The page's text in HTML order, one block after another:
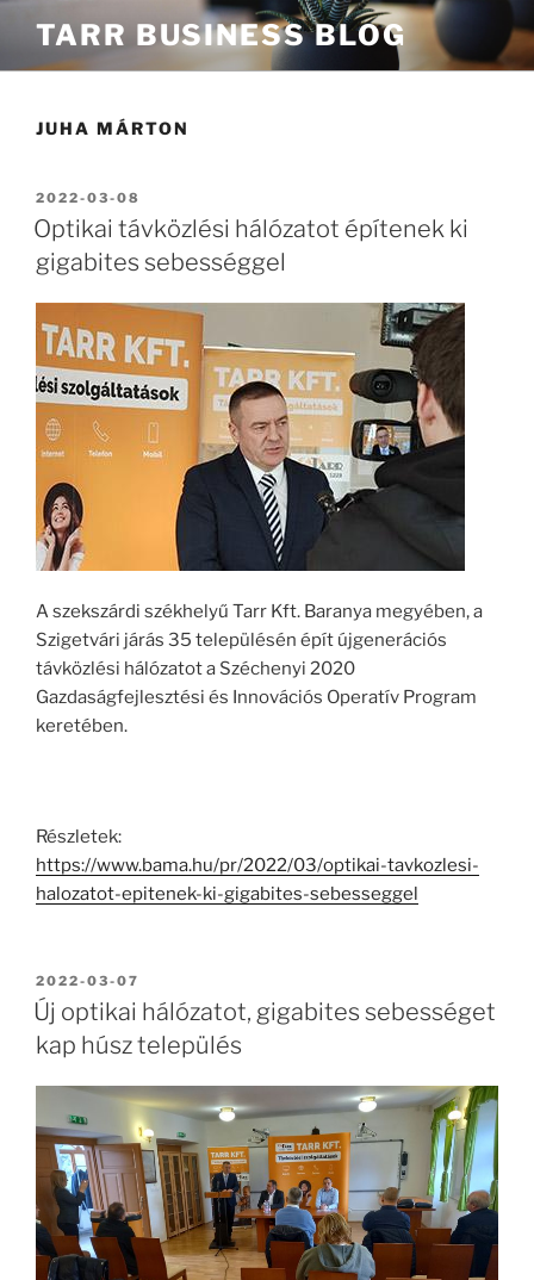
TARR BUSINESS BLOG
JUHA MÁRTON
BEKÜLDVE:
2022-03-08
Optikai távközlési hálózatot építenek ki
gigabites sebességgel
A szekszárdi székhelyű Tarr Kft. Baranya megyében, a
Szigetvári járás 35 településén épít újgenerációs
távközlési hálózatot a Széchenyi 2020
Gazdaságfejlesztési és Innovációs Operatív Program
keretében.
Részletek:
https://www.bama.hu/pr/2022/03/optikai-tavkozlesi-
halozatot-epitenek-ki-gigabites-sebesseggel
BEKÜLDVE:
2022-03-07
Új optikai hálózatot, gigabites sebességet
kap húsz település